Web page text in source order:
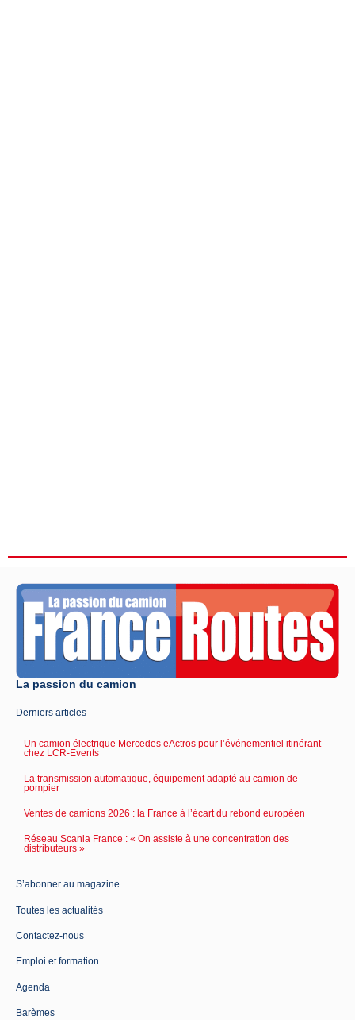
La passion du camion
Derniers articles
Un camion électrique Mercedes eActros pour l’événementiel itinérant
chez LCR-Events
La transmission automatique, équipement adapté au camion de
pompier
Ventes de camions 2026 : la France à l’écart du rebond européen
Réseau Scania France : « On assiste à une concentration des
distributeurs »
S’abonner au magazine
Toutes les actualités
Contactez-nous
Emploi et formation
Agenda
Barèmes